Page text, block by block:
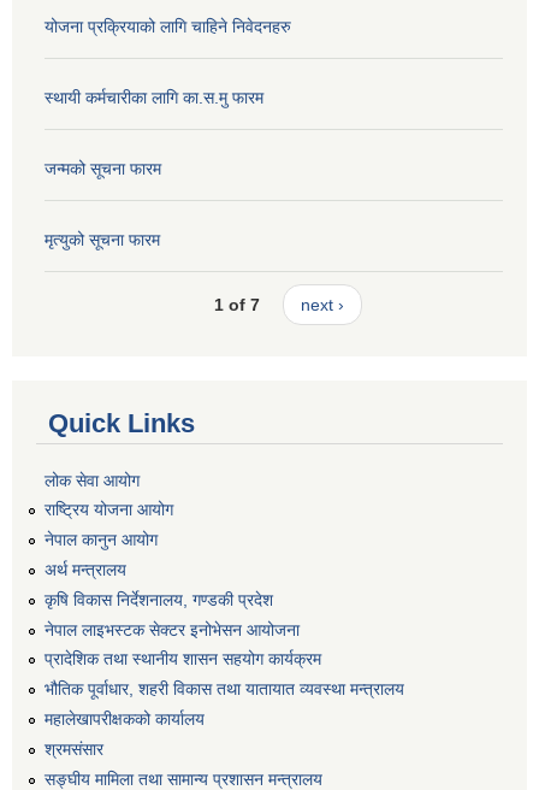
योजना प्रक्रियाको लागि चाहिने निवेदनहरु
स्थायी कर्मचारीका लागि का.स.मु फारम
जन्मको सूचना फारम
मृत्युको सूचना फारम
1 of 7 next ›
Quick Links
लोक सेवा आयोग
राष्ट्रिय योजना आयोग
नेपाल कानुन आयोग
अर्थ मन्त्रालय
कृषि विकास निर्देशनालय, गण्डकी प्रदेश
नेपाल लाइभस्टक सेक्टर इनोभेसन आयोजना
प्रादेशिक तथा स्थानीय शासन सहयोग कार्यक्रम
भौतिक पूर्वाधार, शहरी विकास तथा यातायात व्यवस्था मन्त्रालय
महालेखापरीक्षकको कार्यालय
श्रमसंसार
सङ्घीय मामिला तथा सामान्य प्रशासन मन्त्रालय